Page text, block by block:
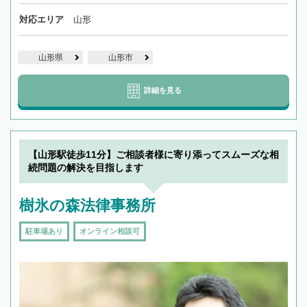
対応エリア 山形
山形県 山形市
詳細を見る
【山形駅徒歩11分】ご相談者様に寄り添ってスムーズな相
続問題の解決を目指します
樹氷の森法律事務所
駐車場あり オンライン相談可